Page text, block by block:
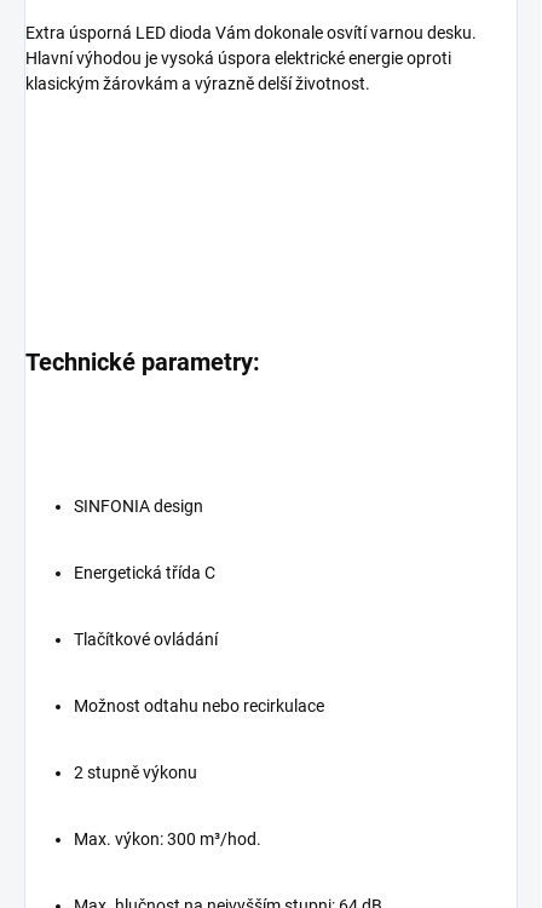
Extra úsporná LED dioda Vám dokonale osvítí varnou desku.
Hlavní výhodou je vysoká úspora elektrické energie oproti
klasickým žárovkám a výrazně delší životnost.
Technické parametry:
SINFONIA design
Energetická třída C
Tlačítkové ovládání
Možnost odtahu nebo recirkulace
2 stupně výkonu
Max. výkon: 300 m³/hod.